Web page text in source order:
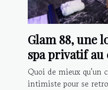
Glam 88, une
spa privatif au
Vosges
Quoi de mieux qu’un
intimiste pour se